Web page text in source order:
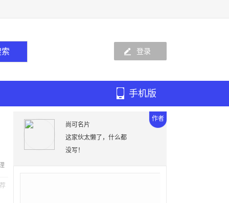
登录
手机版
尚可名片
这家伙太懒了，什么都
没写！
作者